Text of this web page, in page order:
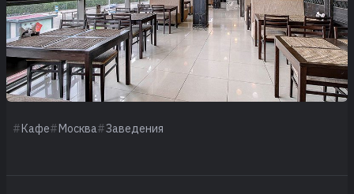
Кафе Москва Заведения